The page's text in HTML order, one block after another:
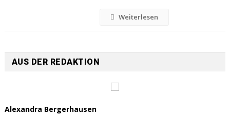
Weiterlesen
AUS DER REDAKTION
Alexandra Bergerhausen